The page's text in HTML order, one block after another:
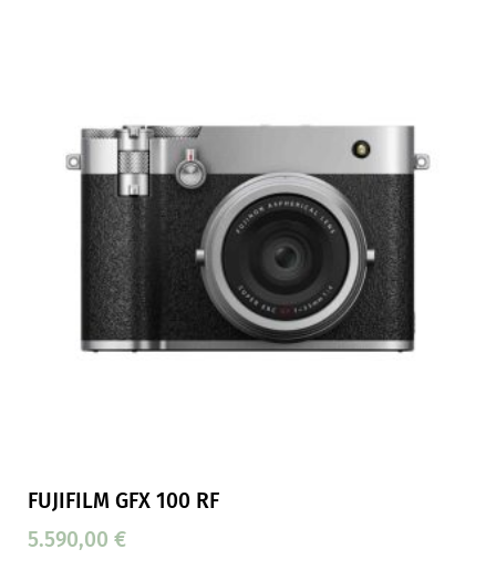
FUJIFILM GFX 100 RF
5.590,00 €